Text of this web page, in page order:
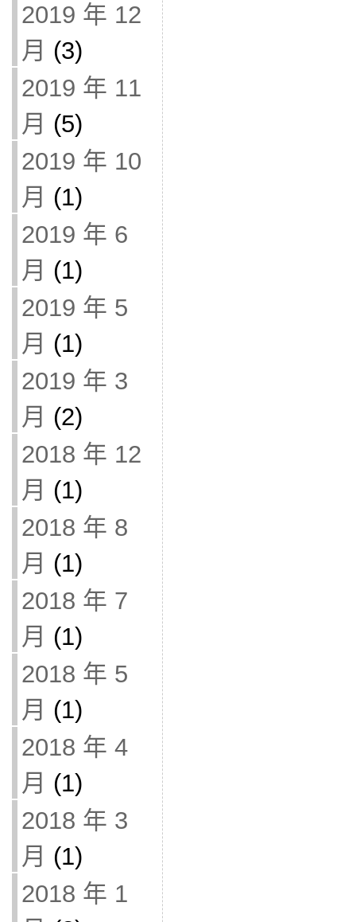
2019 年 12
月 (3)
2019 年 11
月 (5)
2019 年 10
月 (1)
2019 年 6
月 (1)
2019 年 5
月 (1)
2019 年 3
月 (2)
2018 年 12
月 (1)
2018 年 8
月 (1)
2018 年 7
月 (1)
2018 年 5
月 (1)
2018 年 4
月 (1)
2018 年 3
月 (1)
2018 年 1